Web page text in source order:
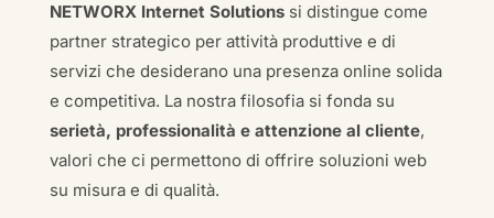
NETWORX Internet Solutionssi distingue come
partner strategico per attività produttive e di
servizi che desiderano una presenza online solida
e competitiva. La nostra filosofia si fonda su
serietà, professionalità e attenzione al cliente,
valori che ci permettono di offrire soluzioni web
su misura e di qualità.